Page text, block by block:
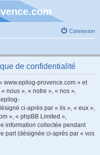
Connexion
de confidentialité
www.epilog-provence.com » et
nous », « notre », « nos »,
ci-après par « ils », « eux »,
», « phpBB Limited »,
information collectée pendant
part (désignée ci-après par « vos